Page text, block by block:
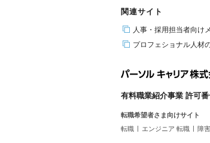
関連サイト
人事・採用担当者向け
プロフェショナル人材
有料職業紹介事業 許可
転職希望者さま向けサイト
転職 エンジニア 転職 障